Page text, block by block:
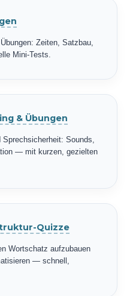
Zeiten, Satzbau,
Mini-Tests.
& Übungen
Sprechsicherheit: Sounds,
— mit kurzen, gezielten
Quizze
Wortschatz aufzubauen
— schnell,